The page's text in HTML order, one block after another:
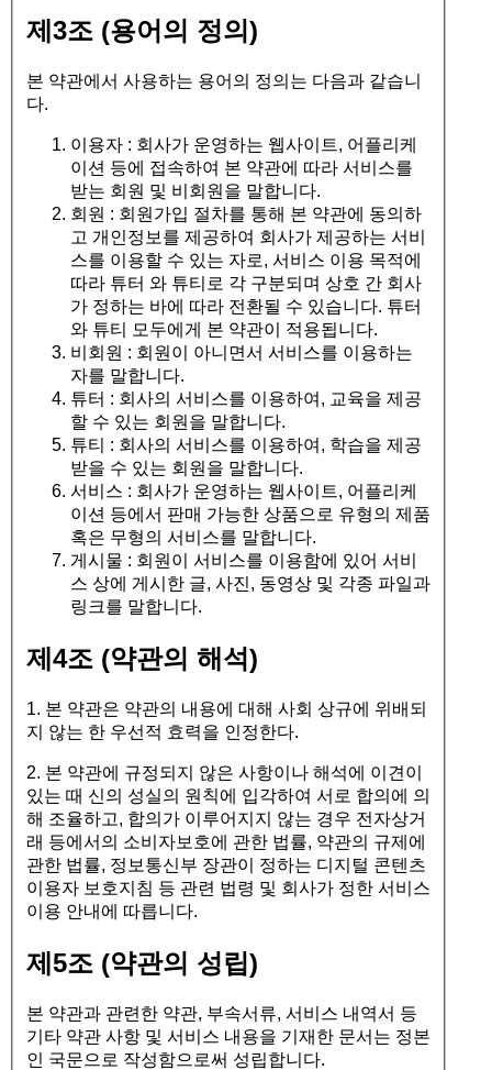
제3조 (용어의 정의)
본 약관에서 사용하는 용어의 정의는 다음과 같습니
다.
이용자 : 회사가 운영하는 웹사이트, 어플리케
이션 등에 접속하여 본 약관에 따라 서비스를
받는 회원 및 비회원을 말합니다.
회원 : 회원가입 절차를 통해 본 약관에 동의하
고 개인정보를 제공하여 회사가 제공하는 서비
스를 이용할 수 있는 자로, 서비스 이용 목적에
따라 튜터 와 튜티로 각 구분되며 상호 간 회사
가 정하는 바에 따라 전환될 수 있습니다. 튜터
와 튜티 모두에게 본 약관이 적용됩니다.
비회원 : 회원이 아니면서 서비스를 이용하는
자를 말합니다.
튜터 : 회사의 서비스를 이용하여, 교육을 제공
할 수 있는 회원을 말합니다.
튜티 : 회사의 서비스를 이용하여, 학습을 제공
받을 수 있는 회원을 말합니다.
서비스 : 회사가 운영하는 웹사이트, 어플리케
이션 등에서 판매 가능한 상품으로 유형의 제품
혹은 무형의 서비스를 말합니다.
게시물 : 회원이 서비스를 이용함에 있어 서비
스 상에 게시한 글, 사진, 동영상 및 각종 파일과
링크를 말합니다.
제4조 (약관의 해석)
1. 본 약관은 약관의 내용에 대해 사회 상규에 위배되
지 않는 한 우선적 효력을 인정한다.
2. 본 약관에 규정되지 않은 사항이나 해석에 이견이
있는 때 신의 성실의 원칙에 입각하여 서로 합의에 의
해 조율하고, 합의가 이루어지지 않는 경우 전자상거
래 등에서의 소비자보호에 관한 법률, 약관의 규제에
관한 법률, 정보통신부 장관이 정하는 디지털 콘텐츠
이용자 보호지침 등 관련 법령 및 회사가 정한 서비스
이용 안내에 따릅니다.
제5조 (약관의 성립)
본 약관과 관련한 약관, 부속서류, 서비스 내역서 등
기타 약관 사항 및 서비스 내용을 기재한 문서는 정본
인 국문으로 작성함으로써 성립합니다.